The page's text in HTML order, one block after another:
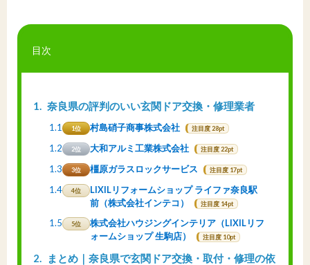
目次
1 奈良県の評判のいい玄関ドア交換・修理業者
1.1 1位 村島硝子商事株式会社 注目度 28pt
1.2 2位 大和アルミ工業株式会社 注目度 22pt
1.3 3位 橿原ガラスロックサービス 注目度 17pt
1.4 4位
LIXILリフォームショップ ライファ奈良駅
前（株式会社インテコ）
注目度 14pt
1.5 5位
株式会社ハウジングインテリア（LIXILリフ
ォームショップ 生駒店）
注目度 10pt
2
まとめ｜奈良県で玄関ドア交換・取付・修理の依